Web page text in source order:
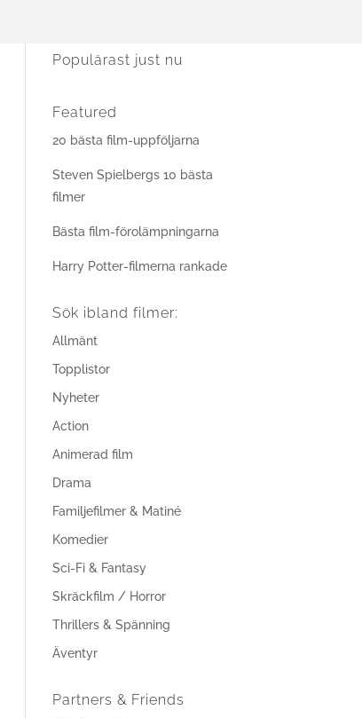
Populärast just nu
Featured
20 bästa film-uppföljarna
Steven Spielbergs 10 bästa
filmer
Bästa film-förolämpningarna
Harry Potter-filmerna rankade
Sök ibland filmer:
Allmänt
Topplistor
Nyheter
Action
Animerad film
Drama
Familjefilmer & Matiné
Komedier
Sci-Fi & Fantasy
Skräckfilm / Horror
Thrillers & Spänning
Äventyr
Partners & Friends